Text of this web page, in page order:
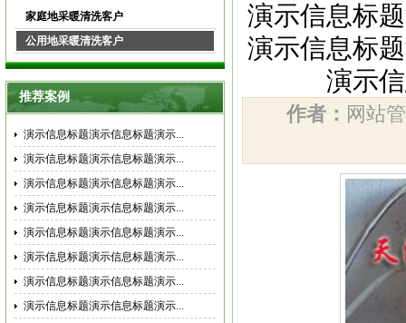
家庭地采暖清洗客户
公用地采暖清洗客户
推荐案例
演示信息标题演示信息标题演示...
演示信息标题演示信息标题演示...
演示信息标题演示信息标题演示...
演示信息标题演示信息标题演示...
演示信息标题演示信息标题演示...
演示信息标题演示信息标题演示...
演示信息标题演示信息标题演示...
演示信息标题演示信息标题演示...
演示信息标
演示信息标
演示
作者： 网站